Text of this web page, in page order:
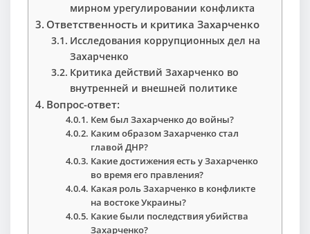
мирном урегулировании конфликта
Ответственность и критика Захарченко
Исследования коррупционных дел на
Захарченко
Критика действий Захарченко во
внутренней и внешней политике
Вопрос-ответ:
Кем был Захарченко до войны?
Каким образом Захарченко стал
главой ДНР?
Какие достижения есть у Захарченко
во время его правления?
Какая роль Захарченко в конфликте
на востоке Украины?
Какие были последствия убийства
Захарченко?